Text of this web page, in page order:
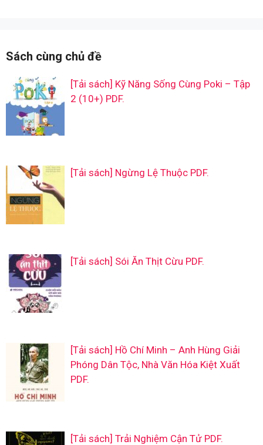
Sách cùng chủ đề
[Tải sách] Kỹ Năng Sống Cùng Poki – Tập
2 (10+) PDF.
[Tải sách] Ngừng Lệ Thuộc PDF.
[Tải sách] Sói Ăn Thịt Cừu PDF.
[Tải sách] Hồ Chí Minh – Anh Hùng Giải
Phóng Dân Tộc, Nhà Văn Hóa Kiệt Xuất
PDF.
[Tải sách] Trải Nghiệm Cận Tử PDF.